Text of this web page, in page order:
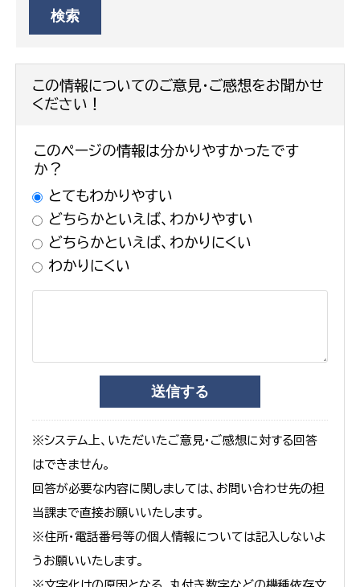
この情報についてのご意見・ご感想をお聞かせ
ください！
このページの情報は分かりやすかったです
か？
とてもわかりやすい
どちらかといえば、わかりやすい
どちらかといえば、わかりにくい
わかりにくい
※システム上、いただいたご意見・ご感想に対する回答
はできません。
回答が必要な内容に関しましては、お問い合わせ先の担
当課まで直接お願いいたします。
※住所・電話番号等の個人情報については記入しないよ
うお願いいたします。